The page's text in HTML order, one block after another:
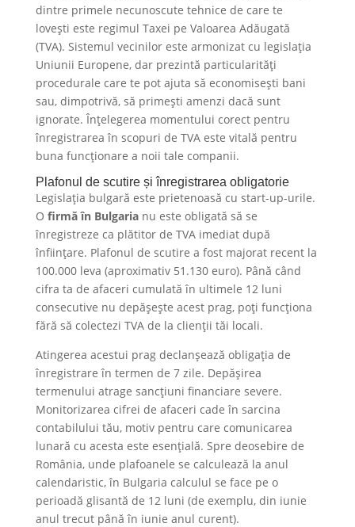
dintre primele necunoscute tehnice de care te
lovești este regimul Taxei pe Valoarea Adăugată
(TVA). Sistemul vecinilor este armonizat cu legislația
Uniunii Europene, dar prezintă particularități
procedurale care te pot ajuta să economisești bani
sau, dimpotrivă, să primești amenzi dacă sunt
ignorate. Înțelegerea momentului corect pentru
înregistrarea în scopuri de TVA este vitală pentru
buna funcționare a noii tale companii.
​Plafonul de scutire și înregistrarea obligatorie
Legislația bulgară este prietenoasă cu start-up-urile.
O firmă în Bulgarianu este obligată să se
înregistreze ca plătitor de TVA imediat după
înființare. Plafonul de scutire a fost majorat recent la
100.000 leva (aproximativ 51.130 euro). Până când
cifra ta de afaceri cumulată în ultimele 12 luni
consecutive nu depășește acest prag, poți funcționa
fără să colectezi TVA de la clienții tăi locali.
Atingerea acestui prag declanșează obligația de
înregistrare în termen de 7 zile. Depășirea
termenului atrage sancțiuni financiare severe.
Monitorizarea cifrei de afaceri cade în sarcina
contabilului tău, motiv pentru care comunicarea
lunară cu acesta este esențială. Spre deosebire de
România, unde plafoanele se calculează la anul
calendaristic, în Bulgaria calculul se face pe o
perioadă glisantă de 12 luni (de exemplu, din iunie
anul trecut până în iunie anul curent).